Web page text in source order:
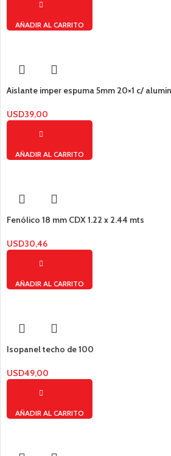
AÑADIR AL CARRITO
Aislante imper espuma 5mm 20×1 c/
USD39,00
AÑADIR AL CARRITO
Fenólico 18 mm CDX 1.22 x 2.44 mts
USD30,46
AÑADIR AL CARRITO
Isopanel techo de 100
USD49,00
AÑADIR AL CARRITO